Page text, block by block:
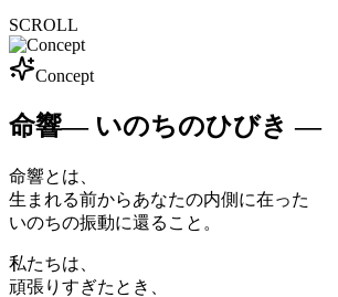
SCROLL
Concept
命響― いのちのひびき ―
命響とは、
生まれる前からあなたの内側に在った
いのちの振動に還ること。
私たちは、
頑張りすぎたとき、